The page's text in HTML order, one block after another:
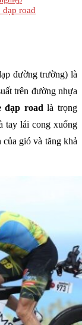
road
đường trường) là
trên đường nhựa
đạp road là trọng
tay lái cong xuống
gió và tăng khả